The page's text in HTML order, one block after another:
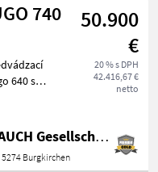
740
50.900
€
20 % s DPH
42.416,67 €
netto
640 s
s
- kon
MAUCH Gesellschaft m.b.H. & Co.KG
5274 Burgkirchen